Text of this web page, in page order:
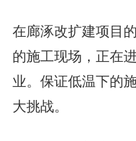
在廊涿改扩建项目
的施工现场，正在
业。保证低温下的
大挑战。